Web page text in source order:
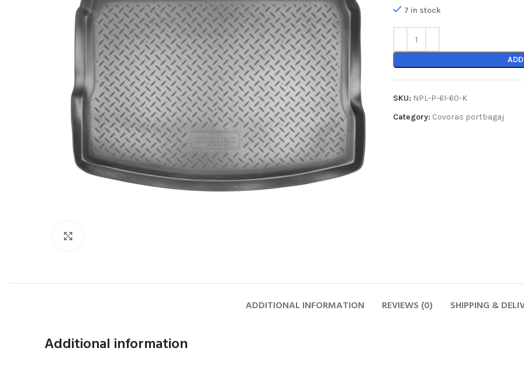
7 in stock
SKU: NPL-P-61-60-K
Category: Covoras portbagaj
ADDITIONAL INFORMATION REVIEWS (0) SHIPPING &
Additional information